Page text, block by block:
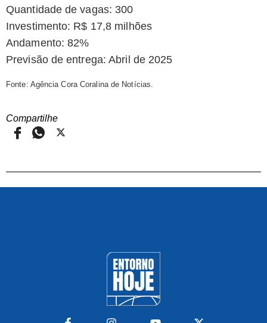
Quantidade de vagas: 300
Investimento: R$ 17,8 milhões
Andamento: 82%
Previsão de entrega: Abril de 2025
Fonte: Agência Cora Coralina de Notícias.
Compartilhe